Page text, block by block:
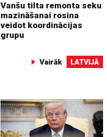
Vanšu tilta remonta seku
mazināšanai rosina
veidot koordinācijas
grupu
Vairāk LATVIJĀ